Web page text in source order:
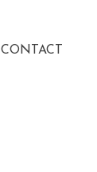
CONTACT